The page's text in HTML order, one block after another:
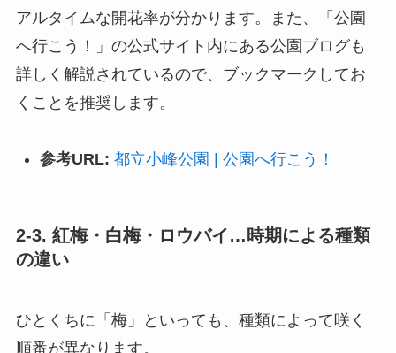
アルタイムな開花率が分かります。また、「公園
へ行こう！」の公式サイト内にある公園ブログも
詳しく解説されているので、ブックマークしてお
くことを推奨します。
参考URL: 都立小峰公園 | 公園へ行こう！
2-3. 紅梅・白梅・ロウバイ…時期による種類
の違い
ひとくちに「梅」といっても、種類によって咲く
順番が異なります。